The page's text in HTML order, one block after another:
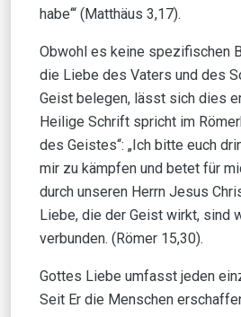
habe‘“ (Matthäus 3,17).
Obwohl es keine spezifischen
die Liebe des Vaters und des
Geist belegen, lässt sich dies
Heilige Schrift spricht im
des Geistes“: „Ich bitte euch
mir zu kämpfen und betet für
durch unseren Herrn Jesus
Liebe, die der Geist wirkt, sind
verbunden. (Römer 15,30).
Gottes Liebe umfasst jeden
Seit Er die Menschen